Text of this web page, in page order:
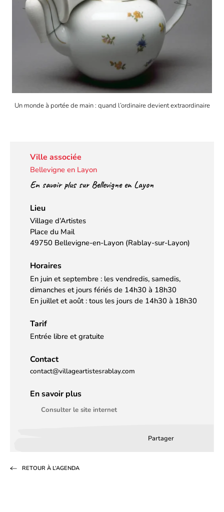
Un monde à portée de main : quand l’ordinaire devient extraordinaire
Ville associée
Bellevigne en Layon
En savoir plus sur Bellevigne en Layon
Lieu
Village d’Artistes
Place du Mail
49750 Bellevigne-en-Layon (Rablay-sur-Layon)
Horaires
En juin et septembre : les vendredis, samedis,
dimanches et jours fériés de 14h30 à 18h30
En juillet et août : tous les jours de 14h30 à 18h30
Tarif
Entrée libre et gratuite
Contact
contact@villageartistesrablay.com
En savoir plus
Consulter le site internet
Partager
RETOUR À L’AGENDA